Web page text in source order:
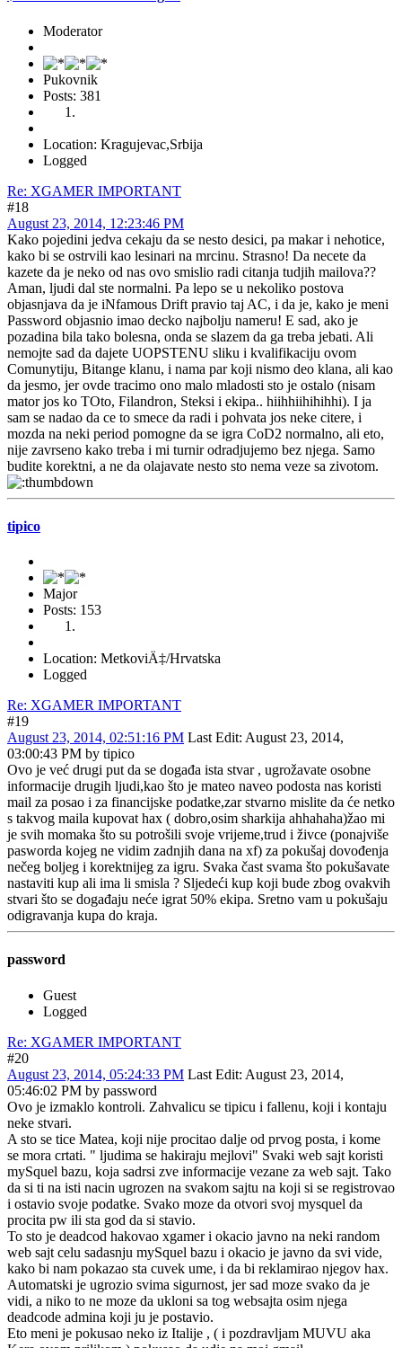
Moderator
Pukovnik
Posts: 381
Location: Kragujevac,Srbija
Logged
Re: XGAMER IMPORTANT
#18
August 23, 2014, 12:23:46 PM
Kako pojedini jedva cekaju da se nesto desici, pa makar i nehotice,
kako bi se ostrvili kao lesinari na mrcinu. Strasno! Da necete da
kazete da je neko od nas ovo smislio radi citanja tudjih mailova??
Aman, ljudi dal ste normalni. Pa lepo se u nekoliko postova
objasnjava da je iNfamous Drift pravio taj AC, i da je, kako je meni
Password objasnio imao decko najbolju nameru! E sad, ako je
pozadina bila tako bolesna, onda se slazem da ga treba jebati. Ali
nemojte sad da dajete UOPSTENU sliku i kvalifikaciju ovom
Comunytiju, Bitange klanu, i nama par koji nismo deo klana, ali kao
da jesmo, jer ovde tracimo ono malo mladosti sto je ostalo (nisam
mator jos ko TOto, Filandron, Steksi i ekipa.. hiihhiihihihhi). I ja
sam se nadao da ce to smece da radi i pohvata jos neke citere, i
mozda na neki period pomogne da se igra CoD2 normalno, ali eto,
nije zavrseno kako treba i mi turnir odradjujemo bez njega. Samo
budite korektni, a ne da olajavate nesto sto nema veze sa zivotom.
tipico
Major
Posts: 153
Location: MetkoviÄ‡/Hrvatska
Logged
Re: XGAMER IMPORTANT
#19
August 23, 2014, 02:51:16 PM Last Edit: August 23, 2014,
03:00:43 PM by tipico
Ovo je već drugi put da se događa ista stvar , ugrožavate osobne
informacije drugih ljudi,kao što je mateo naveo podosta nas koristi
mail za posao i za financijske podatke,zar stvarno mislite da će netko
s takvog maila kupovat hax ( dobro,osim sharkija ahhahaha)žao mi
je svih momaka što su potrošili svoje vrijeme,trud i živce (ponajviše
pasworda kojeg ne vidim zadnjih dana na xf) za pokušaj dovođenja
nečeg boljeg i korektnijeg za igru. Svaka čast svama što pokušavate
nastaviti kup ali ima li smisla ? Sljedeći kup koji bude zbog ovakvih
stvari što se događaju neće igrat 50% ekipa. Sretno vam u pokušaju
odigravanja kupa do kraja.
password
Guest
Logged
Re: XGAMER IMPORTANT
#20
August 23, 2014, 05:24:33 PM Last Edit: August 23, 2014,
05:46:02 PM by password
Ovo je izmaklo kontroli. Zahvalicu se tipicu i fallenu, koji i kontaju
neke stvari.
A sto se tice Matea, koji nije procitao dalje od prvog posta, i kome
se mora crtati. " ljudima se hakiraju mejlovi" Svaki web sajt koristi
mySquel bazu, koja sadrsi zve informacije vezane za web sajt. Tako
da si ti na isti nacin ugrozen na svakom sajtu na koji si se registrovao
i ostavio svoje podatke. Svako moze da otvori svoj mysquel da
procita pw ili sta god da si stavio.
To sto je deadcod hakovao xgamer i okacio javno na neki random
web sajt celu sadasnju mySquel bazu i okacio je javno da svi vide,
kako bi nam pokazao sta cuvek ume, i da bi reklamirao njegov hax.
Automatski je ugrozio svima sigurnost, jer sad moze svako da je
vidi, a niko to ne moze da ukloni sa tog websajta osim njega
deadcode admina koji ju je postavio.
Eto meni je pokusao neko iz Italije , ( i pozdravljam MUVU aka